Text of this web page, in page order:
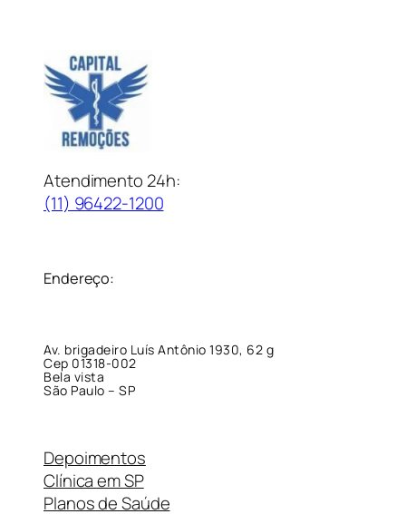
Atendimento 24h:
(11) 96422-1200
Endereço:
Av. brigadeiro Luís Antônio 1930, 62 g
Cep 01318-002
Bela vista
São Paulo – SP
Depoimentos
Clínica em SP
Planos de Saúde